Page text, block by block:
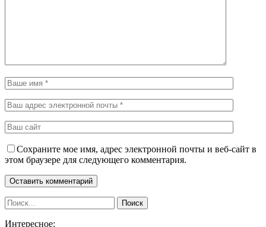
Сохраните мое имя, адрес электронной почты и веб-сайт в
этом браузере для следующего комментария.
Интересное: